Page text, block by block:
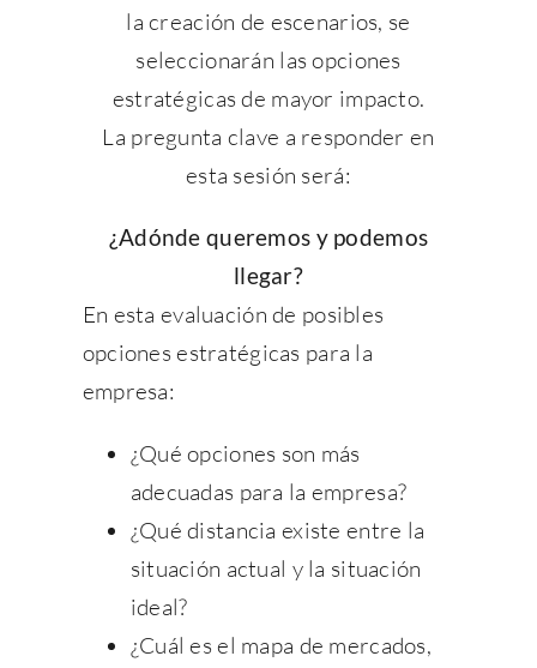
la creación de escenarios, se
seleccionarán las opciones
estratégicas de mayor impacto.
La pregunta clave a responder en
esta sesión será:
¿Adónde queremos y podemos
llegar?
En esta evaluación de posibles
opciones estratégicas para la
empresa:
¿Qué opciones son más
adecuadas para la empresa?
¿Qué distancia existe entre la
situación actual y la situación
ideal?
¿Cuál es el mapa de mercados,